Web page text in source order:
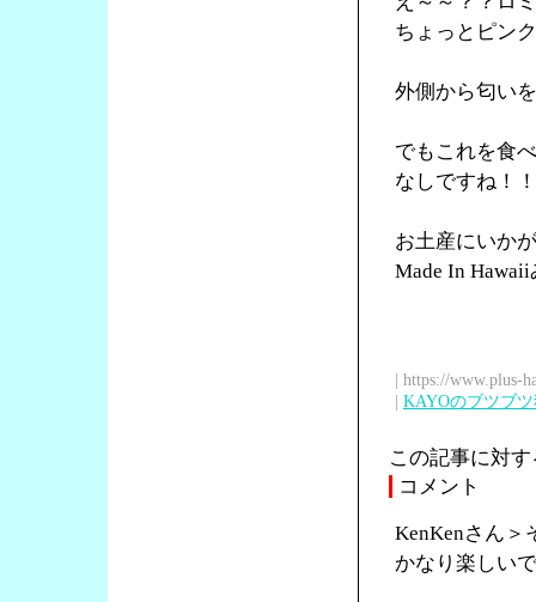
ちょっとピン
外側から匂い
でもこれを食
なしですね！
お土産にいか
Made In
| https://www.plus-
| KAYOのブツブ
この記事に対
コメント
KenKenさん＞
かなり楽しい